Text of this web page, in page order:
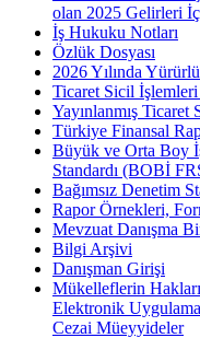
olan 2025 Gelirleri
İş Hukuku Notları
Özlük Dosyası
2026 Yılında
Ticaret Sicil
Yayınlanmış Ticaret
Türkiye Finansal
Büyük ve Orta Boy
Standardı (BOBİ
Bağımsız Denetim
Rapor Örnekleri,
Mevzuat Danışma
Bilgi Arşivi
Danışman Girişi
Mükelleflerin
Elektronik
Cezai Müeyyideler